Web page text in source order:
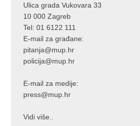
Ulica grada Vukovara 33
10 000 Zagreb
Tel:01 6122 111
E-mail za građane:
pitanja@mup.hr
policija@mup.hr
E-mail za medije:
press@mup.hr
Vidi više..